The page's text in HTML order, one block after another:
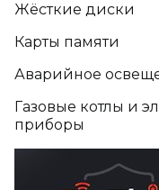
Жёсткие диски
Карты памяти
Аварийное
Газовые котлы и
приборы